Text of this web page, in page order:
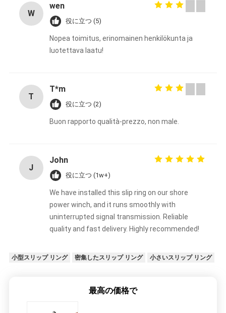
W
wen
役に立つ (5)
Nopea toimitus, erinomainen henkilökunta ja
luotettava laatu!
T
T*m
役に立つ (2)
Buon rapporto qualità-prezzo, non male.
J
John
役に立つ (1w+)
We have installed this slip ring on our shore
power winch, and it runs smoothly with
uninterrupted signal transmission. Reliable
quality and fast delivery. Highly recommended!
小型スリップ リング 密集したスリップ リング 小さいスリップ リング
最高の価格で